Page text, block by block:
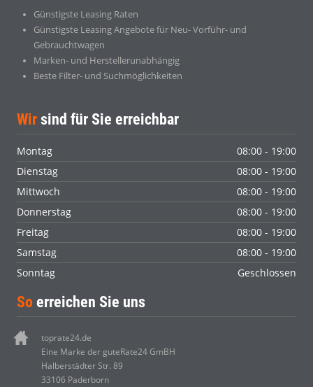
Günstigste Leasing Raten
Günstigste Leasing Angebote für Neu- Vorführ- und
Gebrauchtwagen
Marken- und Herstellerunabhängig
Beste Filter- und Suchmöglichkeiten
Wir sind für Sie erreichbar
Montag
08:00 - 19:00
Dienstag
08:00 - 19:00
Mittwoch
08:00 - 19:00
Donnerstag
08:00 - 19:00
Freitag
08:00 - 19:00
Samstag
08:00 - 19:00
Sonntag
Geschlossen
So erreichen Sie uns
toprate24.de
Eine Marke der guteRate24 GmBH
Halberstädter Str. 89
33106 Paderborn